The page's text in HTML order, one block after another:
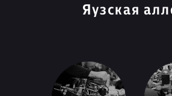
Яузская